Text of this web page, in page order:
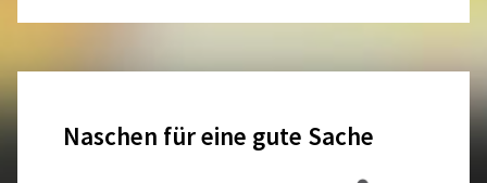
Einzel
Naschen für eine gute Sache